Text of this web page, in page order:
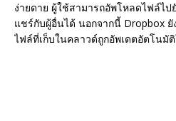
ง่ายดาย ผู้ใช้สามารถอัพโหลดไฟล์ไป
แชร์กับผู้อื่นได้ นอกจากนี้ Dropbox
ไฟล์ที่เก็บในคลาวด์ถูกอัพเดตอัตโนมั